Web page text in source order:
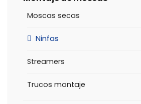
Moscas secas
Ninfas
Streamers
Trucos montaje